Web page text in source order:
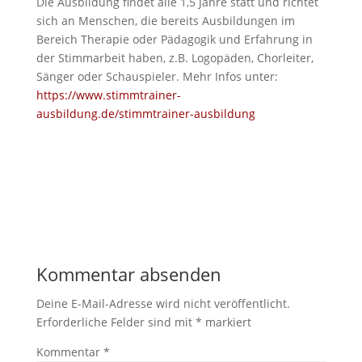
sich an Menschen, die bereits Ausbildungen im
Bereich Therapie oder Pädagogik und Erfahrung in
der Stimmarbeit haben, z.B. Logopäden, Chorleiter,
Sänger oder Schauspieler. Mehr Infos unter:
https://www.stimmtrainer-
ausbildung.de/stimmtrainer-ausbildung
Kommentar absenden
Deine E-Mail-Adresse wird nicht veröffentlicht.
Erforderliche Felder sind mit * markiert
Kommentar *